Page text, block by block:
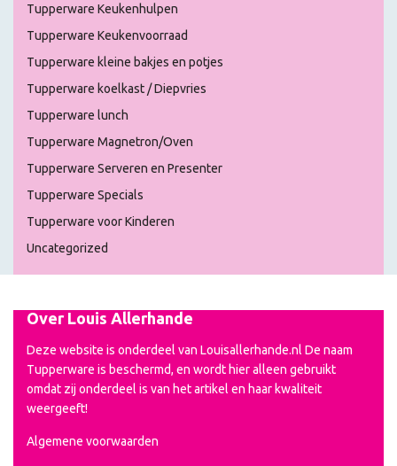
Tupperware Keukenhulpen
Tupperware Keukenvoorraad
Tupperware kleine bakjes en potjes
Tupperware koelkast / Diepvries
Tupperware lunch
Tupperware Magnetron/Oven
Tupperware Serveren en Presenter
Tupperware Specials
Tupperware voor Kinderen
Uncategorized
Over Louis Allerhande
Deze website is onderdeel van Louisallerhande.nl De naam
Tupperware is beschermd, en wordt hier alleen gebruikt
omdat zij onderdeel is van het artikel en haar kwaliteit
weergeeft!
Algemene voorwaarden